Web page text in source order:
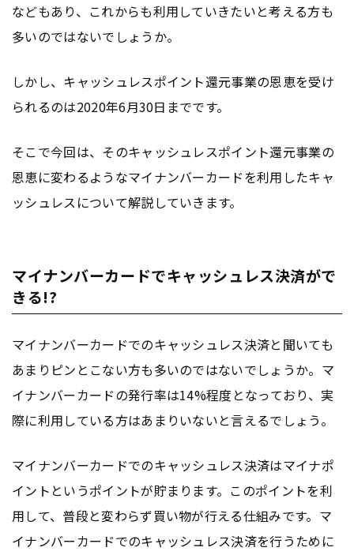
などもあり、これからも利用していきたいと考える方も
多いのではないでしょうか。
しかし、キャッシュレスポイント還元事業の恩恵を受け
られるのは2020年6月30日までです。
そこで今回は、そのキャッシュレスポイント還元事業の
恩恵に変わるようなマイナンバーカードを利用したキャ
ッシュレスについて解説していきます。
マイナンバーカードでキャッシュレス決済がで
きる!?
マイナンバーカードでのキャッシュレス決済と聞いても
あまりピンとこない方も多いのではないでしょうか。マ
イナンバーカードの発行率は14%程度となっており、実
際に利用している方はあまりいないと言えるでしょう。
マイナンバーカードでのキャッシュレス決済はマイナポ
イントというポイントが貯まります。このポイントを利
用して、普段と変わらず買い物が行える仕組みです。マ
イナンバーカードでのキャッシュレス決済を行うために